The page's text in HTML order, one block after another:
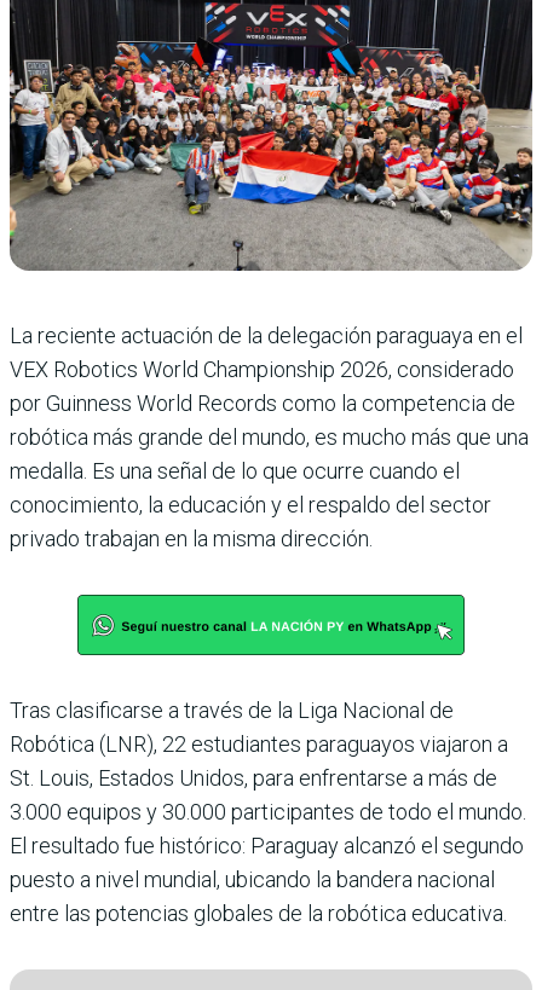
La reciente actuación de la delegación paraguaya en el
VEX Robotics World Championship 2026, considerado
por Guinness World Records como la competencia de
robótica más grande del mundo, es mucho más que una
medalla. Es una señal de lo que ocurre cuando el
conocimiento, la educación y el respaldo del sector
privado trabajan en la misma dirección.
Tras clasificarse a través de la Liga Nacional de
Robótica (LNR), 22 estudiantes paraguayos viajaron a
St. Louis, Estados Unidos, para enfrentarse a más de
3.000 equipos y 30.000 participantes de todo el mundo.
El resultado fue histórico: Paraguay alcanzó el segundo
puesto a nivel mundial, ubicando la bandera nacional
entre las potencias globales de la robótica educativa.